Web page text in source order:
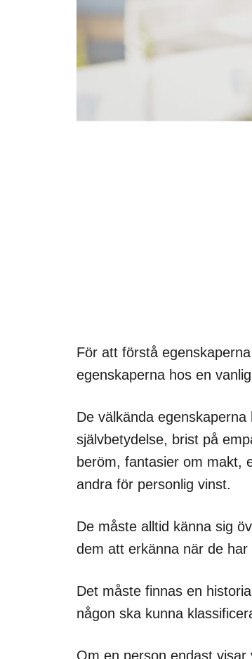
För att förstå
egenskaperna hos en
De välkända
självbetydelse, brist på
beröm, fantasier om makt,
andra för personlig vinst.
De måste alltid känna sig
dem att erkänna när de har
Det måste finnas en
någon ska kunna
Om en person endast